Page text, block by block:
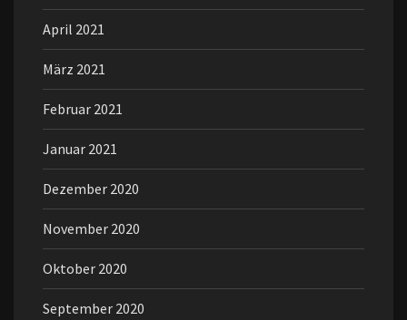
April 2021
März 2021
Februar 2021
Januar 2021
Dezember 2020
November 2020
Oktober 2020
September 2020